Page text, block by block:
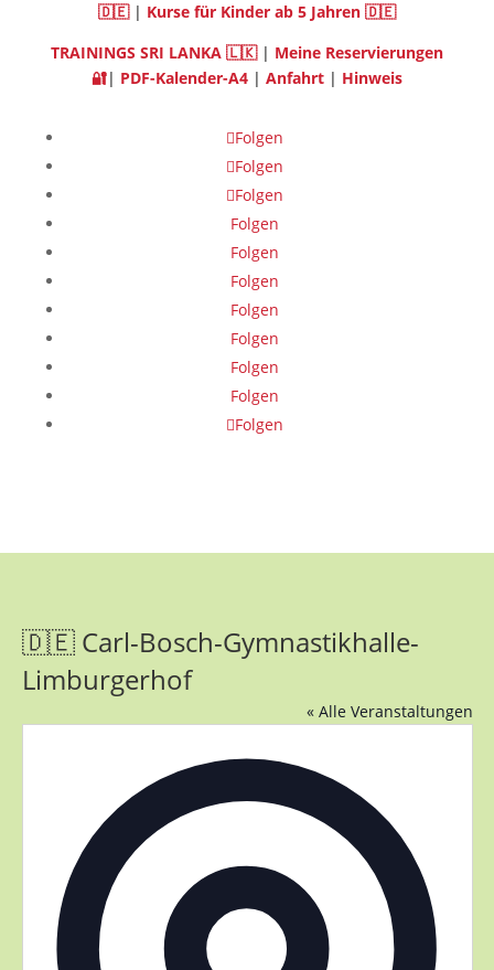
🇩🇪| Kurse für Kinder ab 5 Jahren 🇩🇪
TRAININGS SRI LANKA 🇱🇰 | Meine Reservierungen
🔐| PDF-Kalender-A4| Anfahrt| Hinweis
Folgen
Folgen
Folgen
Folgen
Folgen
Folgen
Folgen
Folgen
Folgen
Folgen
Folgen
🇩🇪 Carl-Bosch-Gymnastikhalle-
Limburgerhof
« Alle Veranstaltungen